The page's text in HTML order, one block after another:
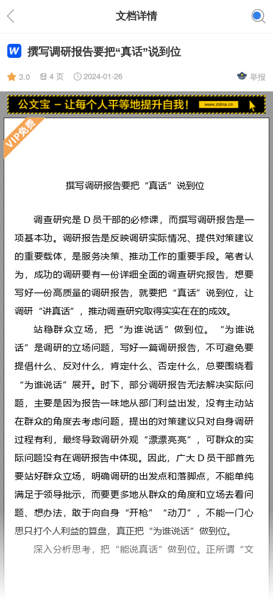
文档详情
撰写调研报告要把“真话”说到位
3.0 4 页 2024-01-26 举报
撰写调研报告要把“真
调查研究 是 D员干部的必修课
项基本功。调研报告是反映调研实
的重要载体，是服务决策、推动工
为，成功的调研要有一份详细全面
写好一份高质量的调研报告，就要
调研“讲真话”，推动调查研究取得
站稳群众 立场 ，把“ 为谁
话”是调研的立场问题，写好一篇